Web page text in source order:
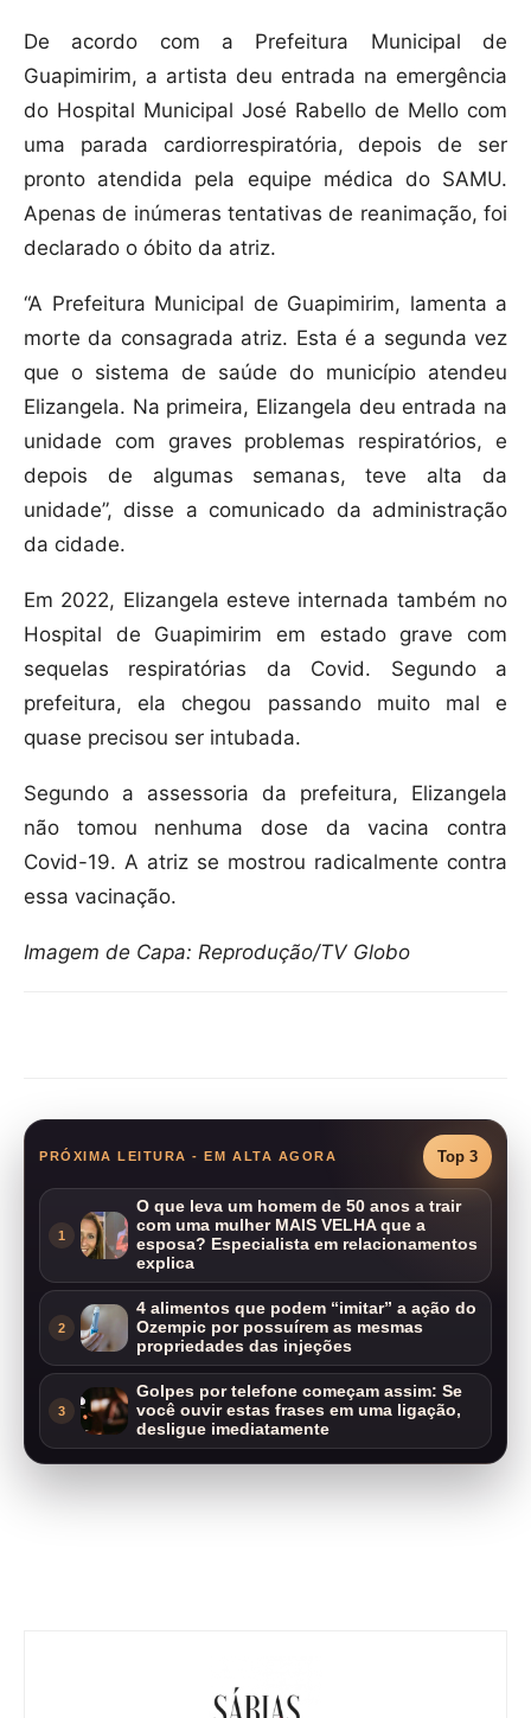
De acordo com a Prefeitura Municipal de
Guapimirim, a artista deu entrada na emergência
do Hospital Municipal José Rabello de Mello com
uma parada cardiorrespiratória, depois de ser
pronto atendida pela equipe médica do SAMU.
Apenas de inúmeras tentativas de reanimação, foi
declarado o óbito da atriz.
“A Prefeitura Municipal de Guapimirim, lamenta a
morte da consagrada atriz. Esta é a segunda vez
que o sistema de saúde do município atendeu
Elizangela. Na primeira, Elizangela deu entrada na
unidade com graves problemas respiratórios, e
depois de algumas semanas, teve alta da
unidade”, disse a comunicado da administração
da cidade.
Em 2022, Elizangela esteve internada também no
Hospital de Guapimirim em estado grave com
sequelas respiratórias da Covid. Segundo a
prefeitura, ela chegou passando muito mal e
quase precisou ser intubada.
Segundo a assessoria da prefeitura, Elizangela
não tomou nenhuma dose da vacina contra
Covid-19. A atriz se mostrou radicalmente contra
essa vacinação.
Imagem de Capa: Reprodução/TV Globo
PRÓXIMA LEITURA - EM ALTA AGORA Top 3
1
O que leva um homem de 50 anos a trair
com uma mulher MAIS VELHA que a
esposa? Especialista em relacionamentos
explica
2
4 alimentos que podem “imitar” a ação do
Ozempic por possuírem as mesmas
propriedades das injeções
3
Golpes por telefone começam assim: Se
você ouvir estas frases em uma ligação,
desligue imediatamente